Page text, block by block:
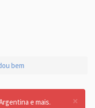
bem
×
e mais.